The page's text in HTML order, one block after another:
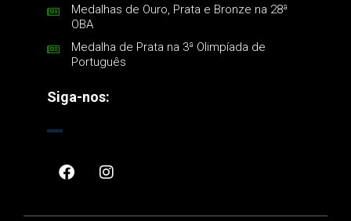
Medalhas de Ouro, Prata e Bronze na 28ª
OBA
Medalha de Prata na 3ª Olimpíada de
Português
Siga-nos: